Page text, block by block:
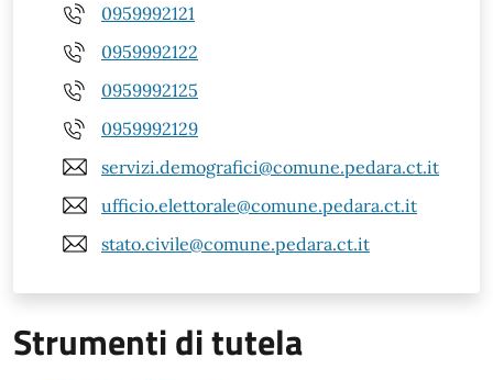
0959992121
0959992122
0959992125
0959992129
servizi.demografici@comune.pedara.ct.it
ufficio.elettorale@comune.pedara.ct.it
stato.civile@comune.pedara.ct.it
Strumenti di tutela